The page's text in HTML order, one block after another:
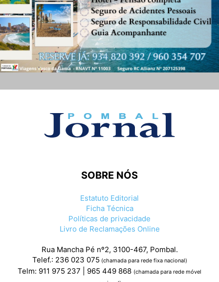
SOBRE NÓS
Estatuto Editorial
Ficha Técnica
Políticas de privacidade
Livro de Reclamações Online
Rua Mancha Pé nº2, 3100-467, Pombal.
Telef.: 236 023 075 (chamada para rede fixa nacional)
Telm: 911 975 237 | 965 449 868 (chamada para rede móvel